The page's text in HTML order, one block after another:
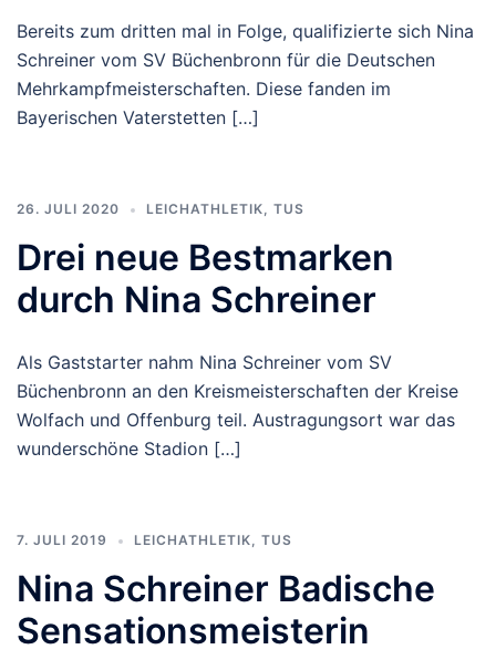
Bereits zum dritten mal in Folge, qualifizierte sich Nina
Schreiner vom SV Büchenbronn für die Deutschen
Mehrkampfmeisterschaften. Diese fanden im
Bayerischen Vaterstetten […]
26. JULI 2020 LEICHATHLETIK, TUS
Drei neue Bestmarken
durch Nina Schreiner
Als Gaststarter nahm Nina Schreiner vom SV
Büchenbronn an den Kreismeisterschaften der Kreise
Wolfach und Offenburg teil. Austragungsort war das
wunderschöne Stadion […]
7. JULI 2019 LEICHATHLETIK, TUS
Nina Schreiner Badische
Sensationsmeisterin